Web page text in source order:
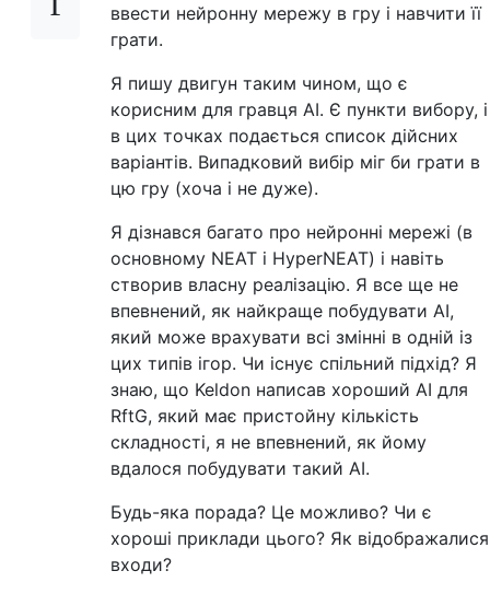
ввести нейронну мережу в гру і навчити її
грати.
Я пишу двигун таким чином, що є
корисним для гравця AI. Є пункти вибору, і
в цих точках подається список дійсних
варіантів. Випадковий вибір міг би грати в
цю гру (хоча і не дуже).
Я дізнався багато про нейронні мережі (в
основному NEAT і HyperNEAT) і навіть
створив власну реалізацію. Я все ще не
впевнений, як найкраще побудувати AI,
який може врахувати всі змінні в одній із
цих типів ігор. Чи існує спільний підхід? Я
знаю, що Keldon написав хороший AI для
RftG, який має пристойну кількість
складності, я не впевнений, як йому
вдалося побудувати такий AI.
Будь-яка порада? Це можливо? Чи є
хороші приклади цього? Як відображалися
входи?